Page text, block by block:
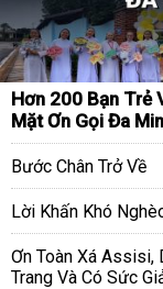
Hơn 200 Bạn Trẻ
Mặt Ơn Gọi Đa
Bước Chân Trở Về
Lời Khấn Khó
Ơn Toàn Xá Assisi,
Trang Và Có Sức